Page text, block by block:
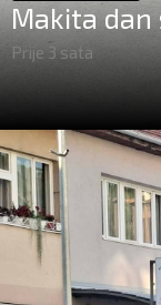
Makita
Prije 3 sata